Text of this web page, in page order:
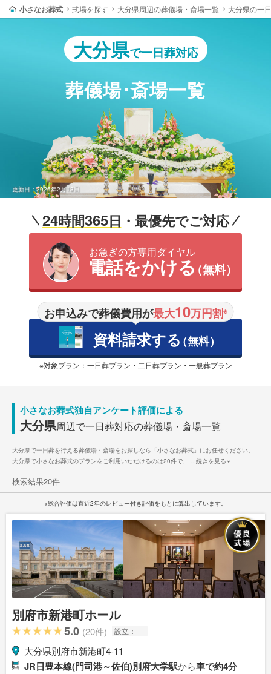
小さなお葬式 式場を探す 大分県周辺の葬儀場・斎場一覧 大分県の一
大分県で一日葬対応
葬儀場･斎場一覧
更新日：2026年2月13日
24時間365日 ・最優先でご対応
お急ぎの方専用ダイヤル
電話をかける（無料）
お申込みで葬儀費用が最大10万円割※
資料請求する（無料）
※対象プラン：一日葬プラン・二日葬プラン・一般葬プラン
小さなお葬式独自アンケート評価による
大分県周辺で一日葬対応の葬儀場・斎場一覧
大分県で一日葬を行える葬儀場・斎場をお探しなら「小さなお葬式」にお任せください。
大分県で小さなお葬式のプランをご利用いただけるのは20件で、 ...続きを見る
検索結果20件
※総合評価は直近2年のレビュー付き評価をもとに算出しています。
別府市新港町ホール
5.0 (20件) 設立： ---
大分県別府市新港町4-11
JR日豊本線(門司港～佐伯)別府大学駅から車で約4分